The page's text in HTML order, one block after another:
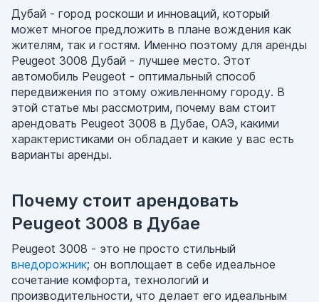
Дубай - город роскоши и инноваций, который
может многое предложить в плане вождения как
жителям, так и гостям. Именно поэтому для аренды
Peugeot 3008 Дубай - лучшее место. Этот
автомобиль Peugeot - оптимальный способ
передвижения по этому оживленному городу. В
этой статье мы рассмотрим, почему вам стоит
арендовать Peugeot 3008 в Дубае, ОАЭ, какими
характеристиками он обладает и какие у вас есть
варианты аренды.
Почему стоит арендовать
Peugeot 3008 в Дубае
Peugeot 3008 - это не просто стильный
внедорожник; он воплощает в себе идеальное
сочетание комфорта, технологий и
производительности, что делает его идеальным